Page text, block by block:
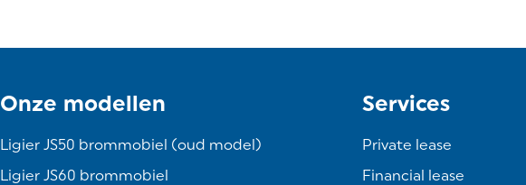
Onze modellen
Ligier JS50 brommobiel (oud model)
Ligier JS60 brommobiel
Services
Private lease
Financial lease